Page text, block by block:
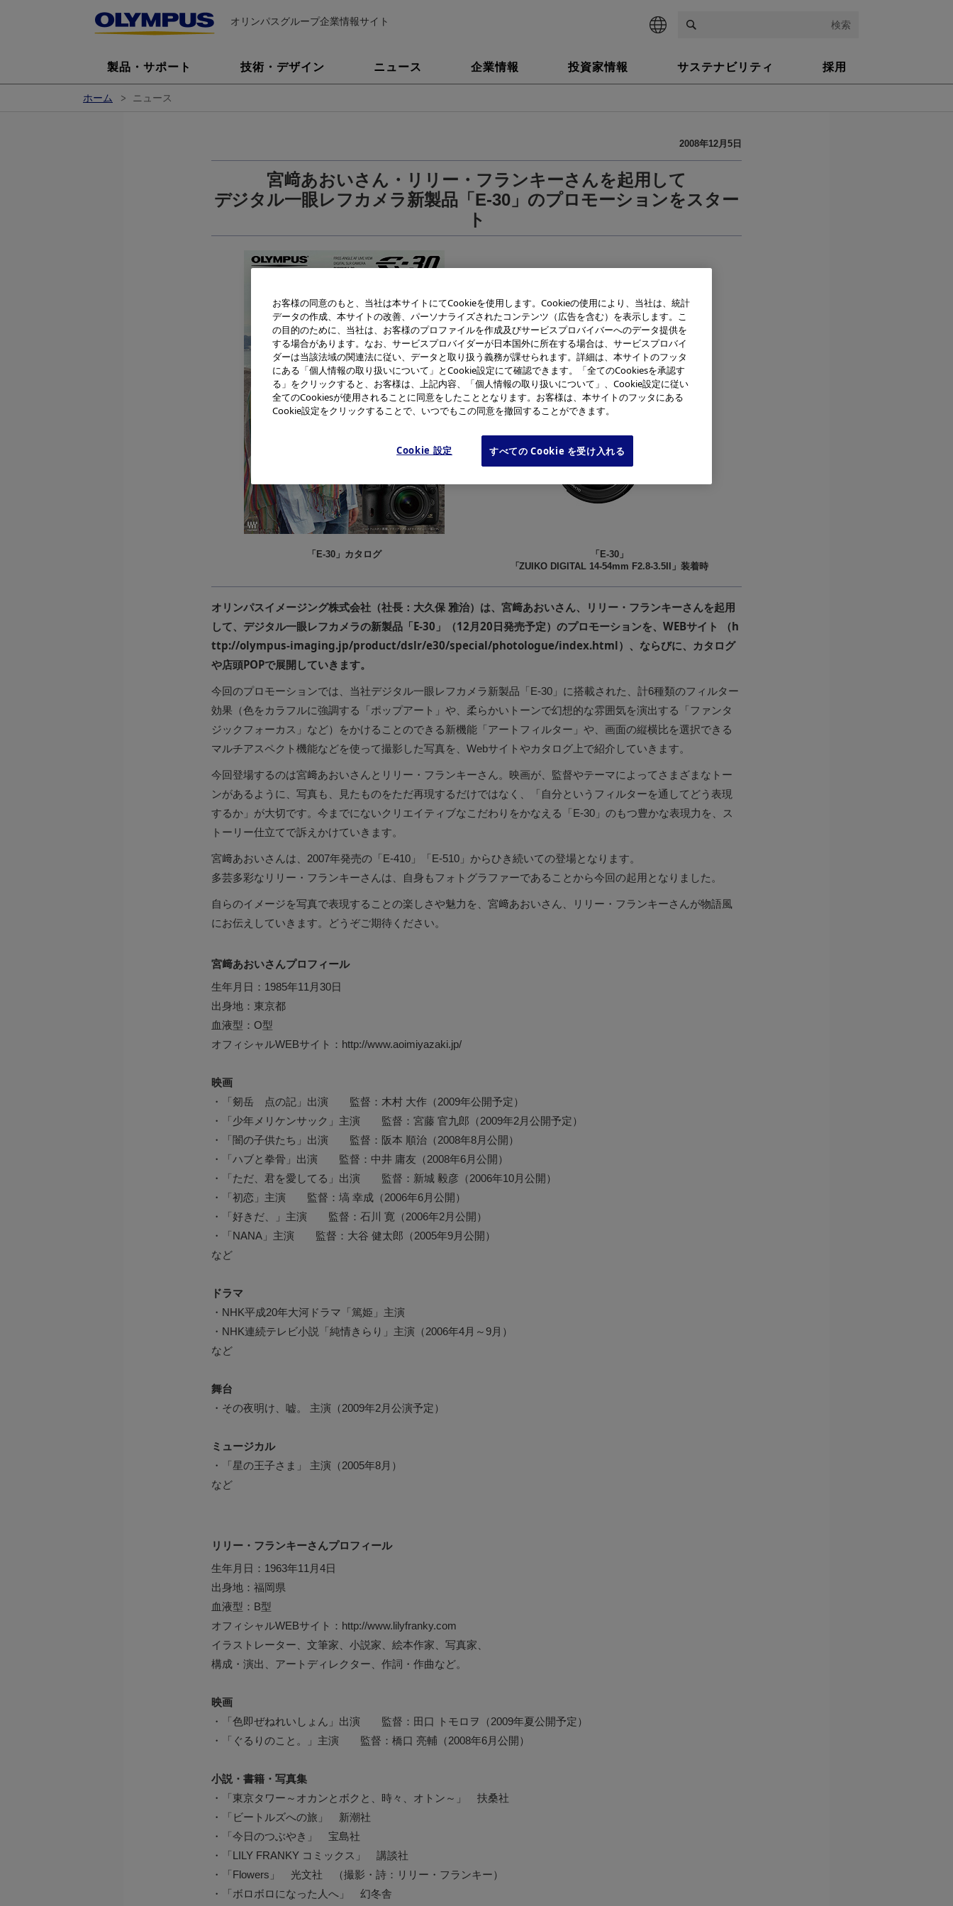
オリンパスグループ企業情報サイト 検索
製品・サポート 技術・デザイン ニュース 企業情報 投資家情報 サステナビリティ 採用
ホーム ニュース
2008年12月5日
宮﨑あおいさん・リリー・フランキーさんを起用して
デジタル一眼レフカメラ新製品「E-30」のプロモーションをスター
ト
「E-30」カタログ
「E-30」
「ZUIKO DIGITAL 14-54mm F2.8-3.5II」装着時
オリンパスイメージング株式会社（社長：大久保 雅治）は、宮﨑あおいさん、リリー・フランキーさんを起用
して、デジタル一眼レフカメラの新製品「E-30」（12月20日発売予定）のプロモーションを、WEBサイト （h
ttp://olympus-imaging.jp/product/dslr/e30/special/photologue/index.html）、ならびに、カタログ
や店頭POPで展開していきます。
今回のプロモーションでは、当社デジタル一眼レフカメラ新製品「E-30」に搭載された、計6種類のフィルター
効果（色をカラフルに強調する「ポップアート」や、柔らかいトーンで幻想的な雰囲気を演出する「ファンタ
ジックフォーカス」など）をかけることのできる新機能「アートフィルター」や、画面の縦横比を選択できる
マルチアスペクト機能などを使って撮影した写真を、Webサイトやカタログ上で紹介していきます。
今回登場するのは宮﨑あおいさんとリリー・フランキーさん。映画が、監督やテーマによってさまざまなトー
ンがあるように、写真も、見たものをただ再現するだけではなく、「自分というフィルターを通してどう表現
するか」が大切です。今までにないクリエイティブなこだわりをかなえる「E-30」のもつ豊かな表現力を、ス
トーリー仕立てで訴えかけていきます。
宮﨑あおいさんは、2007年発売の「E-410」「E-510」からひき続いての登場となります。
多芸多彩なリリー・フランキーさんは、自身もフォトグラファーであることから今回の起用となりました。
自らのイメージを写真で表現することの楽しさや魅力を、宮﨑あおいさん、リリー・フランキーさんが物語風
にお伝えしていきます。どうぞご期待ください。
宮﨑あおいさんプロフィール
生年月日：1985年11月30日
出身地：東京都
血液型：O型
オフィシャルWEBサイト：http://www.aoimiyazaki.jp/
映画
・「剱岳 点の記」出演 監督：木村 大作（2009年公開予定）
・「少年メリケンサック」主演 監督：宮藤 官九郎（2009年2月公開予定）
・「闇の子供たち」出演 監督：阪本 順治（2008年8月公開）
・「ハブと拳骨」出演 監督：中井 庸友（2008年6月公開）
・「ただ、君を愛してる」出演 監督：新城 毅彦（2006年10月公開）
・「初恋」主演 監督：塙 幸成（2006年6月公開）
・「好きだ、」主演 監督：石川 寛（2006年2月公開）
・「NANA」主演 監督：大谷 健太郎（2005年9月公開）
など
ドラマ
・NHK平成20年大河ドラマ「篤姫」主演
・NHK連続テレビ小説「純情きらり」主演（2006年4月～9月）
など
舞台
・その夜明け、嘘。 主演（2009年2月公演予定）
ミュージカル
・「星の王子さま」 主演（2005年8月）
など
リリー・フランキーさんプロフィール
生年月日：1963年11月4日
出身地：福岡県
血液型：B型
オフィシャルWEBサイト：http://www.lilyfranky.com
イラストレーター、文筆家、小説家、絵本作家、写真家、
構成・演出、アートディレクター、作詞・作曲など。
映画
・「色即ぜねれいしょん」出演 監督：田口 トモロヲ（2009年夏公開予定）
・「ぐるりのこと。」主演 監督：橋口 亮輔（2008年6月公開）
小説・書籍・写真集
・「東京タワー～オカンとボクと、時々、オトン～」 扶桑社
・「ビートルズへの旅」 新潮社
・「今日のつぶやき」 宝島社
・「LILY FRANKY コミックス」 講談社
・「Flowers」 光文社 （撮影・詩：リリー・フランキー）
・「ボロボロになった人へ」 幻冬舎
お客様の同意のもと、当社は本サイトにてCookieを使用します。Cookieの使用により、当社は、統計
データの作成、本サイトの改善、パーソナライズされたコンテンツ（広告を含む）を表示します。こ
の目的のために、当社は、お客様のプロファイルを作成及びサービスプロバイバーへのデータ提供を
する場合があります。なお、サービスプロバイダーが日本国外に所在する場合は、サービスプロバイ
ダーは当該法域の関連法に従い、データと取り扱う義務が課せられます。詳細は、本サイトのフッタ
にある「個人情報の取り扱いについて」とCookie設定にて確認できます。「全てのCookiesを承認す
る」をクリックすると、お客様は、上記内容、「個人情報の取り扱いについて」、Cookie設定に従い
全てのCookiesが使用されることに同意をしたこととなります。お客様は、本サイトのフッタにある
Cookie設定をクリックすることで、いつでもこの同意を撤回することができます。
Cookie 設定 すべての Cookie を受け入れる